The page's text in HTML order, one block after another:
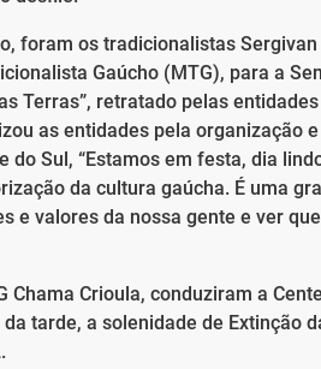
foram os tradicionalistas
Gaúcho (MTG), para a
Terras”, retratado pelas
as entidades pela organização
Sul, “Estamos em festa, dia
da cultura gaúcha. É uma
e valores da nossa gente e ver
Crioula, conduziram a
tarde, a solenidade de Extinção